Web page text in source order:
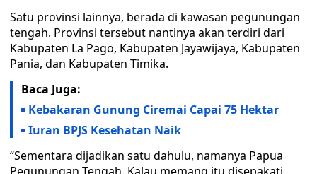
Satu provinsi lainnya, berada di kawasan pegunungan
tengah. Provinsi tersebut nantinya akan terdiri dari
Kabupaten La Pago, Kabupaten Jayawijaya, Kabupaten
Pania, dan Kabupaten Timika.
Baca Juga:
Kebakaran Gunung Ciremai Capai 75 Hektar
Iuran BPJS Kesehatan Naik
“Sementara dijadikan satu dahulu, namanya Papua